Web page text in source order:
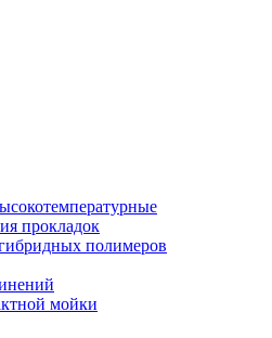
прокладок
полимеров
мойки